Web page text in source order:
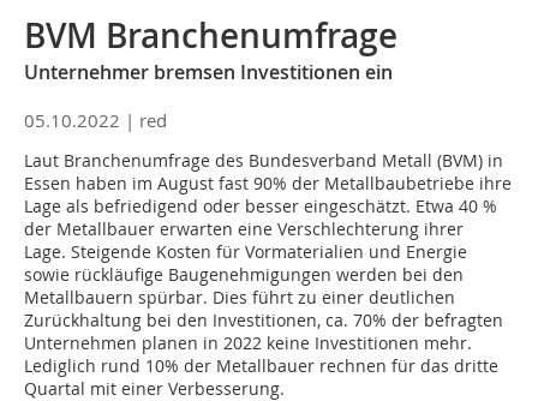
BVM Branchenumfrage
Unternehmer bremsen Investitionen ein
05.10.2022 | red
Laut Branchenumfrage des Bundesverband Metall (BVM) in
Essen haben im August fast 90% der Metallbaubetriebe ihre
Lage als befriedigend oder besser eingeschätzt. Etwa 40 %
der Metallbauer erwarten eine Verschlechterung ihrer
Lage. Steigende Kosten für Vormaterialien und Energie
sowie rückläufige Baugenehmigungen werden bei den
Metallbauern spürbar. Dies führt zu einer deutlichen
Zurückhaltung bei den Investitionen, ca. 70% der befragten
Unternehmen planen in 2022 keine Investitionen mehr.
Lediglich rund 10% der Metallbauer rechnen für das dritte
Quartal mit einer Verbesserung.